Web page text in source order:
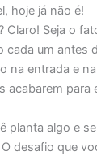
hoje já não é!
Claro! Seja o
cada um antes
na entrada e
acabarem para
planta algo e
desafio que